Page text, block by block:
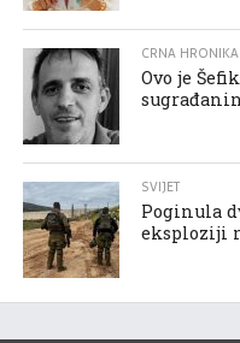
CRNA HRONIKA
Ovo je
SVIJET
Poginula
eksploziji